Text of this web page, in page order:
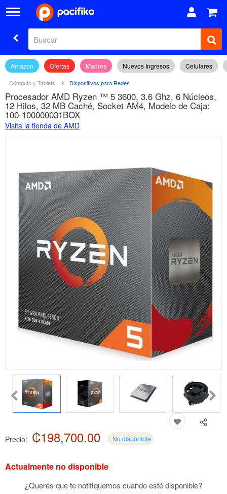
Amazon Ofertas Madres Nuevos Ingresos Celulares
Cómputo y Tablets Dispositivos para Redes
Procesador AMD Ryzen ™ 5 3600, 3.6 Ghz, 6 Núcleos,
12 Hilos, 32 MB Caché, Socket AM4, Modelo de Caja:
100-100000031BOX
Visita la tienda de AMD
Precio: ₡198,700.00 No disponible
Actualmente no disponible
¿Querés que te notifiquemos cuando esté disponible?